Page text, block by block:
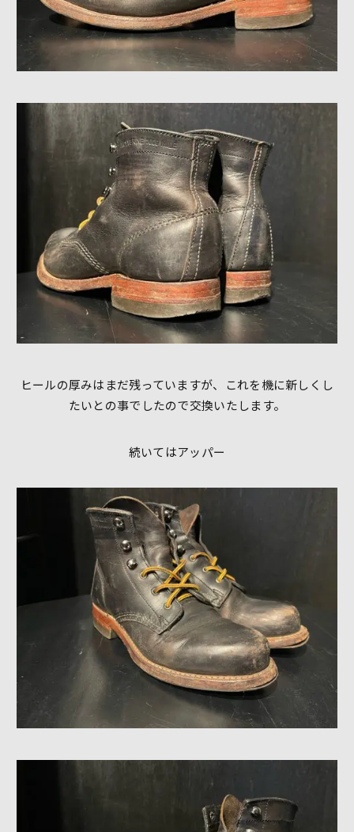
ヒールの厚みはまだ残っていますが、これを機に新しくし
たいとの事でしたので交換いたします。
続いてはアッパー